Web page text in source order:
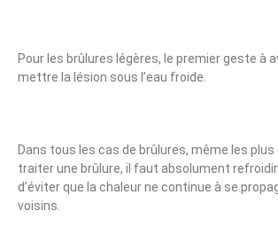
Pour les brûlures légères, le premier geste à
mettre la lésion sous l’eau froide.
Dans tous les cas de brûlures, même les
traiter une brûlure, il faut absolument refroidir
d’éviter que la chaleur ne continue à se
voisins.